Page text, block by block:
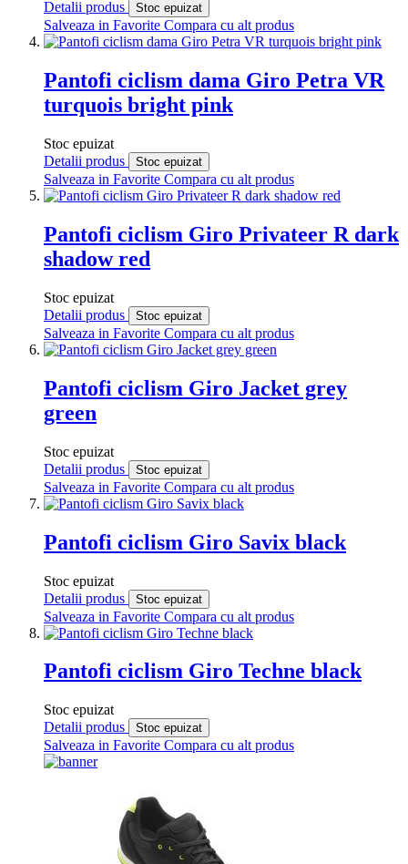
Detalii produs Stoc epuizat
Salveaza in Favorite Compara cu alt produs
Pantofi ciclism dama Giro Petra VR
turquois bright pink
Stoc epuizat
Detalii produs
Stoc epuizat
Salveaza in Favorite Compara cu alt produs
Pantofi ciclism Giro Privateer R dark
shadow red
Stoc epuizat
Detalii produs
Stoc epuizat
Salveaza in Favorite Compara cu alt produs
Pantofi ciclism Giro Jacket grey
green
Stoc epuizat
Detalii produs
Stoc epuizat
Salveaza in Favorite Compara cu alt produs
Pantofi ciclism Giro Savix black
Stoc epuizat
Detalii produs
Stoc epuizat
Salveaza in Favorite Compara cu alt produs
Pantofi ciclism Giro Techne black
Stoc epuizat
Detalii produs
Stoc epuizat
Salveaza in Favorite Compara cu alt produs